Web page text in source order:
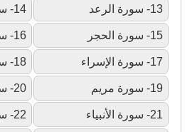
13- سورة الرعد 14- سورة إبراهيم
15- سورة الحجر 16- سورة النحل
17- سورة الإسراء 18- سورة الكهف
19- سورة مريم 20- سورة طه
21- سورة الأنبياء 22- سورة الحج